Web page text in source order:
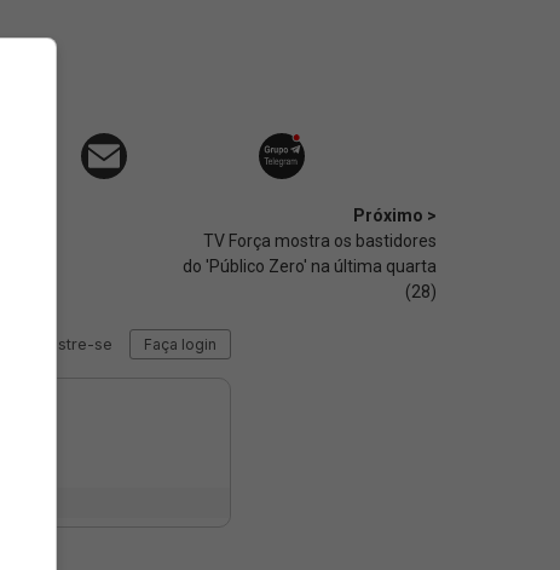
Próximo >
TV Força mostra os bastidores
do 'Público Zero' na última quarta
(28)